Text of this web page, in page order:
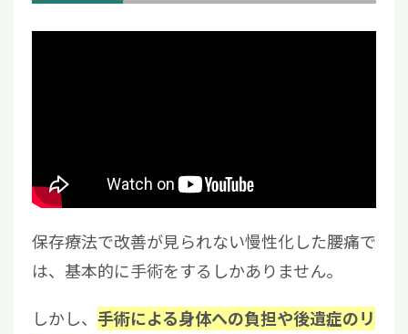
保存療法で改善が見られない慢性化した腰痛で
は、基本的に手術をするしかありません。
しかし、 手術による身体への負担や後遺症のリ